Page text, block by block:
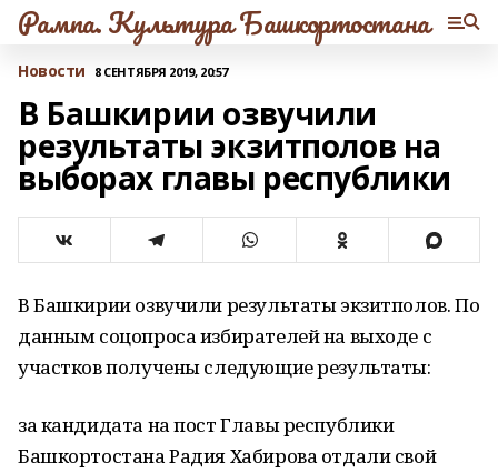
Рампа. Культура Башкортостана
Новости 8 СЕНТЯБРЯ 2019, 20:57
В Башкирии озвучили
результаты экзитполов на
выборах главы республики
В Башкирии озвучили результаты экзитполов. По
данным соцопроса избирателей на выходе с
участков получены следующие результаты:
за кандидата на пост Главы республики
Башкортостана Радия Хабирова отдали свой